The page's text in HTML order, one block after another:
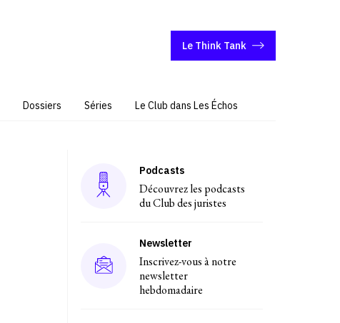
Le Think Tank
Dossiers Séries Le Club dans Les Échos
Podcasts
Découvrez les podcasts
du Club des juristes
Newsletter
Inscrivez-vous à notre
newsletter
hebdomadaire